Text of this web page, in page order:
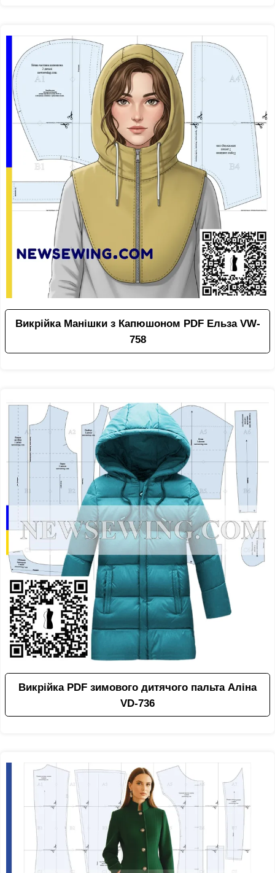
Викрійка Манішки з Капюшоном PDF Ельза VW-
758
Викрійка PDF зимового дитячого пальта Аліна
VD-736